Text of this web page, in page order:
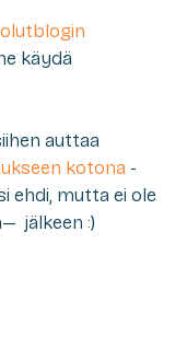
käydä
auttaa
kotona -
ehdi, mutta ei ole
jälkeen :)